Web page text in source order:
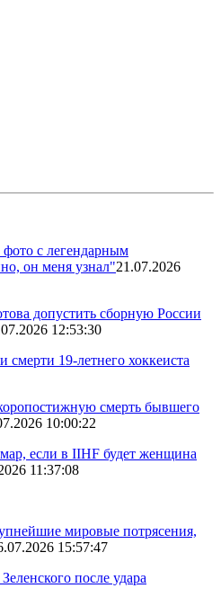
с легендарным
он меня узнал"21.07.2026
допустить сборную России
12:53:30
смерти 19-летнего хоккеиста
смерть бывшего
10:00:22
если в IIHF будет женщина
11:37:08
мировые потрясения,
15:57:47
после удара